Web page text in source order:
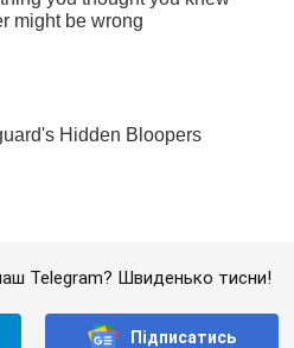
Telegram? Швиденько тисни!
Підписатись